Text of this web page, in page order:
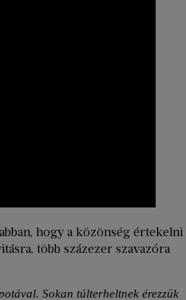
hogy a közönség értekelni
több százezer szavazóra
Sokan túlterheltnek érezzük